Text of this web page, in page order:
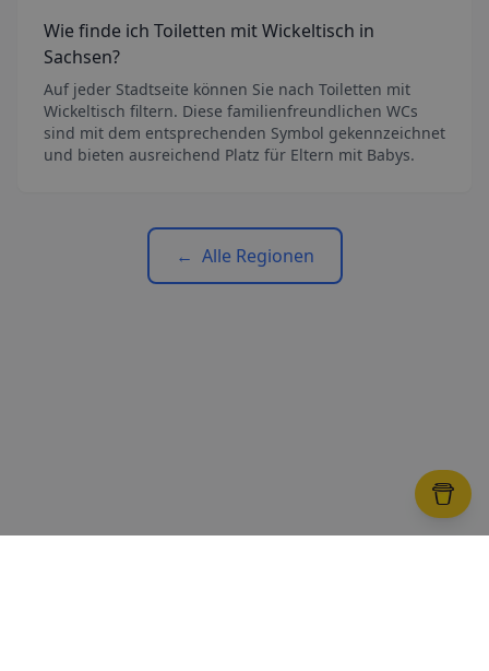
Wie finde ich Toiletten mit Wickeltisch in
Sachsen?
Auf jeder Stadtseite können Sie nach Toiletten mit
Wickeltisch filtern. Diese familienfreundlichen WCs
sind mit dem entsprechenden Symbol gekennzeichnet
und bieten ausreichend Platz für Eltern mit Babys.
← Alle Regionen